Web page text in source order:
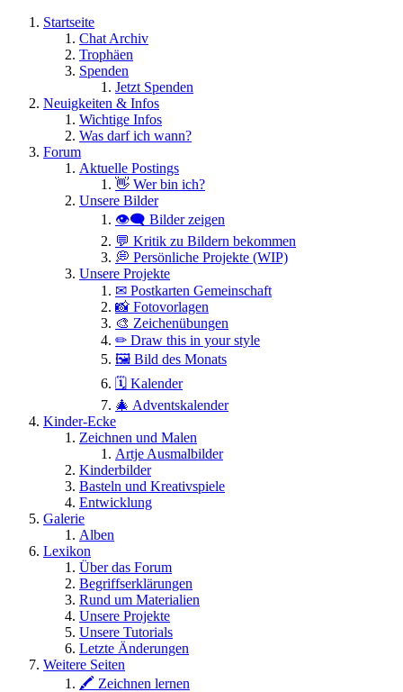
Startseite
Chat Archiv
Trophäen
Spenden
Jetzt Spenden
Neuigkeiten & Infos
Wichtige Infos
Was darf ich wann?
Forum
Aktuelle Postings
👋 Wer bin ich?
Unsere Bilder
👁️‍🗨️ Bilder zeigen
💬 Kritik zu Bildern bekommen
💭 Persönliche Projekte (WIP)
Unsere Projekte
✉ Postkarten Gemeinschaft
📸 Fotovorlagen
🎨 Zeichenübungen
✏ Draw this in your style
🖼 Bild des Monats
🗓 Kalender
🎄 Adventskalender
Kinder-Ecke
Zeichnen und Malen
Artje Ausmalbilder
Kinderbilder
Basteln und Kreativspiele
Entwicklung
Galerie
Alben
Lexikon
Über das Forum
Begriffserklärungen
Rund um Materialien
Unsere Projekte
Unsere Tutorials
Letzte Änderungen
Weitere Seiten
🖍 Zeichnen lernen